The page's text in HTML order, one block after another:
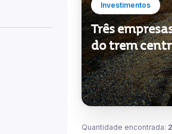
Investimentos
Três
do trem
Quantidade encontrada: 2